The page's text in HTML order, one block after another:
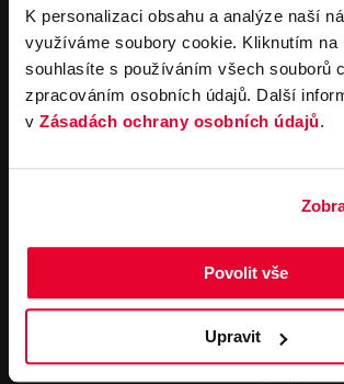
K personalizaci obsahu a analýze naší
využíváme soubory cookie. Kliknutím na
souhlasíte s používáním všech souborů
zpracováním osobních údajů. Další
v Zásadách ochrany osobních údajů.
Povolit vše
Upravit
Autopůjčovna
Operativní leasing
Louda
Obytné
Novinky
Kariéra
Servisní služby
Servis
Důležité
Cookies
podmínky
vozidel
podmínky
servisních
podmínky